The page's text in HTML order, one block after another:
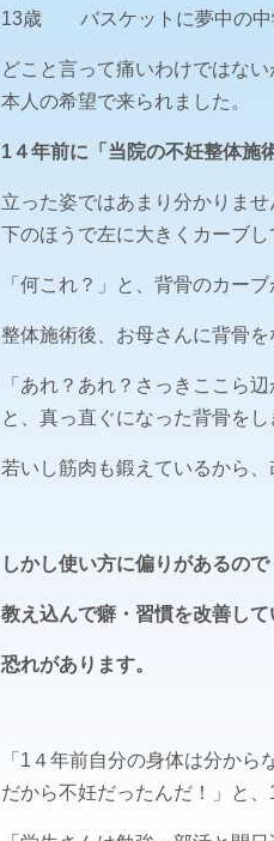
13歳 バスケットに夢中の中
どこと言って痛いわけではな
本人の希望で来られました。
1４年前に「当院の不妊整体施
立った姿ではあまり分かりま
下のほうで左に大きくカーブ
「何これ？」と、背骨のカー
整体施術後、お母さんに背骨を
「あれ？あれ？さっきここら
と、真っ直ぐになった背骨をし
若いし筋肉も鍛えているから、
しかし使い方に偏りがあるの
教え込んで癖・習慣を改善し
恐れがあります。
「1４年前自分の身体は分か
だから不妊だったんだ！」と